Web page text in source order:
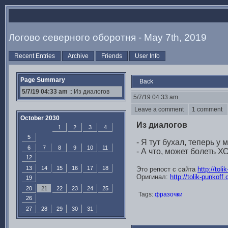
Логово северного оборотня - May 7th, 2019
Recent Entries Archive Friends User Info
Page Summary
5/7/19 04:33 am :: Из диалогов
October 2030
1 2 3
4
5
6
7 8 9 10
11
12
13
14 15 16 17
18
19
20
21 22 23 24
25
26
27
28 29 30 31
Back
5/7/19 04:33 am
Leave a comment
1 comment
Из диалогов
- Я тут бухал, теперь у
- А что, может болеть
Это репост с сайта http://
Оригинал: http://tolik-
Tags: фразочки